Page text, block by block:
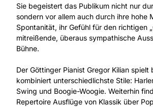
Sie begeistert das Publikum nicht nur
sondern vor allem auch durch ihre hohe
Spontanität, ihr Gefühl für den richtigen
mitreißende, überaus sympathische
Bühne.
Der Göttinger Pianist Gregor Kilian spielt
kombiniert unterschiedlichste Stile:
Swing und Boogie-Woogie. Weiterhin
Repertoire Ausflüge von Klassik über